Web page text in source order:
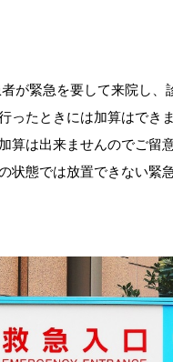
が緊急を要して来院し
ったときには加算はでき
算は出来ませんのでご留
態では放置できない緊